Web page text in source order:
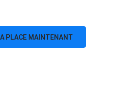
PLACE MAINTENANT